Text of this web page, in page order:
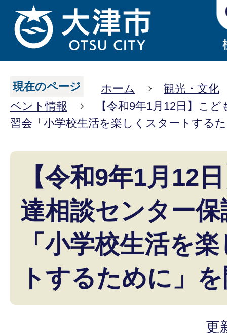
現在のページ ホーム
観光・文化
ベント情報
【令和9年1月12日】こ
習会「小学校生活を楽しくスタートする
【令和9年1月12
達相談センター
「小学校生活を
トするために」
更